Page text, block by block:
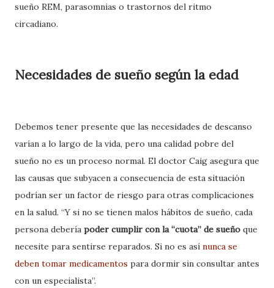
sueño REM, parasomnias o trastornos del ritmo
circadiano.
Necesidades de sueño según la edad
Debemos tener presente que las necesidades de descanso
varían a lo largo de la vida, pero una calidad pobre del
sueño no es un proceso normal. El doctor Caig asegura que
las causas que subyacen a consecuencia de esta situación
podrían ser un factor de riesgo para otras complicaciones
en la salud. “Y si no se tienen malos hábitos de sueño, cada
persona debería poder cumplir con la “cuota” de sueño que
necesite para sentirse reparados. Si no es así nunca se
deben tomar medicamentos para dormir sin consultar antes
con un especialista”.